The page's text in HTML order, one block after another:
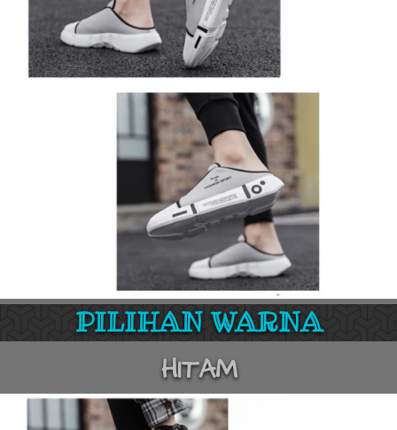
PILIHAN WARNA
HITAM